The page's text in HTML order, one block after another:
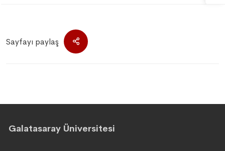
Sayfayı paylaş
Galatasaray Üniversitesi